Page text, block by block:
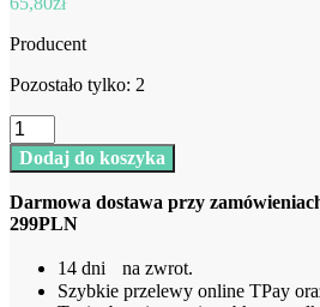
Producent
Pozostało tylko: 2
ilość
Lis
Grzechotka
13
cm
Dodaj do koszyka
Darmowa dostawa przy
299PLN
14 dni na zwrot.
Szybkie przelewy online TPay